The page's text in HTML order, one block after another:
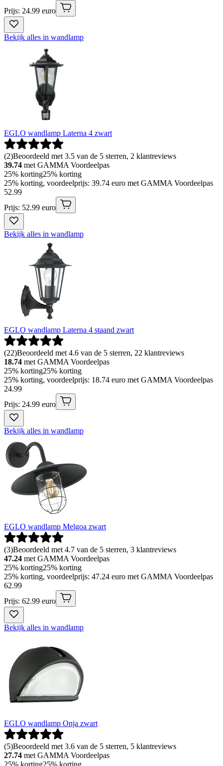
Prijs: 24.99 euro
Bekijk alles in wandlamp
EGLO wandlamp Laterna 4 zwart
(2)Beoordeeld met 3.5 van de 5 sterren, 2 klantreviews
39.74 met GAMMA Voordeelpas
25% korting25% korting
25% korting, voordeelprijs: 39.74 euro met GAMMA Voordeelpas
52.99
Prijs: 52.99 euro
Bekijk alles in wandlamp
EGLO wandlamp Laterna 4 staand zwart
(22)Beoordeeld met 4.6 van de 5 sterren, 22 klantreviews
18.74 met GAMMA Voordeelpas
25% korting25% korting
25% korting, voordeelprijs: 18.74 euro met GAMMA Voordeelpas
24.99
Prijs: 24.99 euro
Bekijk alles in wandlamp
EGLO wandlamp Melgoa zwart
(3)Beoordeeld met 4.7 van de 5 sterren, 3 klantreviews
47.24 met GAMMA Voordeelpas
25% korting25% korting
25% korting, voordeelprijs: 47.24 euro met GAMMA Voordeelpas
62.99
Prijs: 62.99 euro
Bekijk alles in wandlamp
EGLO wandlamp Onja zwart
(5)Beoordeeld met 3.6 van de 5 sterren, 5 klantreviews
27.74 met GAMMA Voordeelpas
25% korting25% korting